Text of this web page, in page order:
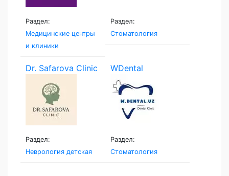
Раздел:
Медицинские центры
и клиники
Раздел:
Стоматология
Dr. Safarova Clinic
Раздел:
Неврология детская
WDental
Раздел:
Стоматология